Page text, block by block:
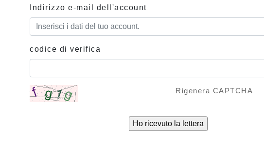
Indirizzo e-mail dell'account
codice di verifica
Rigenera CAPTCHA